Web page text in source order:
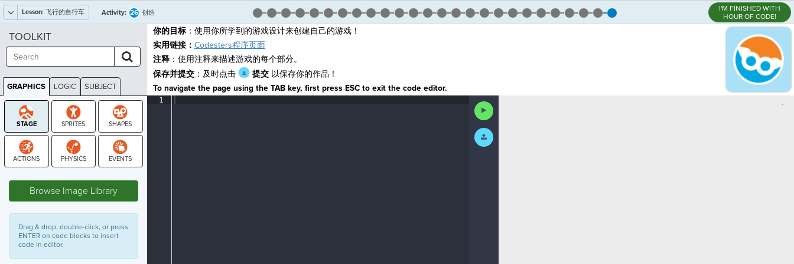
Lesson: 飞行的自行车 Activity: 26 创造
I'M FINISHED WITH
HOUR OF CODE!
你的目标：使用你所学到的游戏设计来创建自己的游戏！
实用链接： Codesters程序页面
注释：使用注释来描述游戏的每个部分。
保存并提交：及时点击 提交以保存你的作品！
To navigate the page using the TAB key, first press ESC to exit the code editor.
Editor
1
Run
Code
Submit
Work
,
TOOLKIT
GRAPHICS LOGIC SUBJECT
GRAPHICS
Browse Image Library
Drag & drop, double-click, or press
ENTER on code blocks to insert
code in editor.